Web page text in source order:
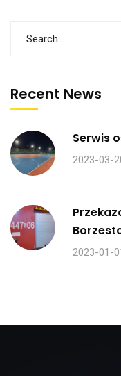
Recent News
Serwis
2023-03-
2023-01-